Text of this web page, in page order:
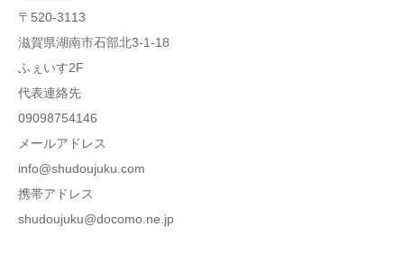
〒520-3113
滋賀県湖南市石部北3-1-18
ふぇいす2F
代表連絡先
09098754146
メールアドレス
info@shudoujuku.com
携帯アドレス
shudoujuku@docomo.ne.jp